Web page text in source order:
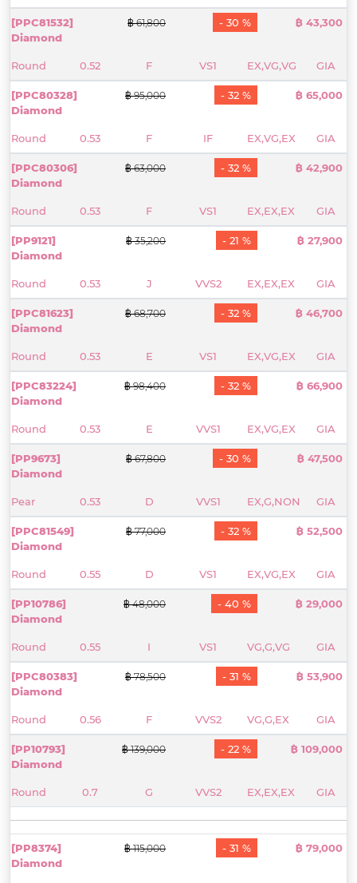
[PPC81532]
Diamond
Round 0.52 F VS1 EX,VG,VG GIA
฿ 61,800 - 30 % ฿ 43,300
[PPC80328]
Diamond
Round 0.53 F IF EX,VG,EX GIA
฿ 95,000 - 32 % ฿ 65,000
[PPC80306]
Diamond
Round 0.53 F VS1 EX,EX,EX GIA
฿ 63,000 - 32 % ฿ 42,900
[PP9121]
Diamond
Round 0.53 J VVS2 EX,EX,EX GIA
฿ 35,200 - 21 % ฿ 27,900
[PPC81623]
Diamond
Round 0.53 E VS1 EX,VG,EX GIA
฿ 68,700 - 32 % ฿ 46,700
[PPC83224]
Diamond
Round 0.53 E VVS1 EX,VG,EX GIA
฿ 98,400 - 32 % ฿ 66,900
[PP9673]
Diamond
Pear 0.53 D VVS1 EX,G,NON GIA
฿ 67,800 - 30 % ฿ 47,500
[PPC81549]
Diamond
Round 0.55 D VS1 EX,VG,EX GIA
฿ 77,000 - 32 % ฿ 52,500
[PP10786]
Diamond
Round 0.55 I VS1 VG,G,VG GIA
฿ 48,000 - 40 % ฿ 29,000
[PPC80383]
Diamond
Round 0.56 F VVS2 VG,G,EX GIA
฿ 78,500 - 31 % ฿ 53,900
[PP10793]
Diamond
Round 0.7 G VVS2 EX,EX,EX GIA
฿ 139,000 - 22 % ฿ 109,000
[PP8374]
Diamond
฿ 115,000 - 31 % ฿ 79,000